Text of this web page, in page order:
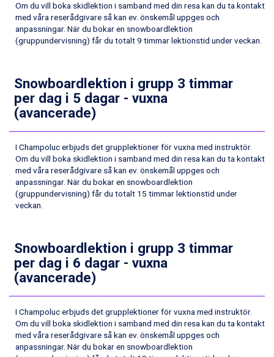
Bad Gastein från 6.295 kr.
Arabba från 11.045 kr.
La Thuile från 7.045 kr.
Cervinia från 8.245 kr.
Bad Hofgastein från 8.595 kr.
Saalbach från 9.445 kr.
Champoluc från 5.945 kr.
Ischgl från 11.295 kr.
Wagrain från 7.095 kr.
Fieberbrunn från 9.645 kr.
Val Thorens från 8.395 kr.
St. Anton från 11.245 kr.
Zell am See från 6.295 kr.
Ponte di Legno från 7.395 kr.
Sauze dOulx från 6.145 kr.
Alleghe från 8.545 kr.
Bad Gastein från 6.295 kr.
La Thuile från 7.045 kr.
Cervinia från 8.245 kr.
Sölden från 12.995 kr.
Om du vill boka skidlektion i samband med din resa kan du ta kontakt
med våra reserådgivare så kan ev. önskemål uppges och
anpassningar. När du bokar en snowboardlektion
(gruppundervisning) får du totalt 9 timmar lektionstid under veckan.
Snowboardlektion i grupp 3 timmar
per dag i 5 dagar - vuxna
(avancerade)
I Champoluc erbjuds det grupplektioner för vuxna med instruktör.
Om du vill boka skidlektion i samband med din resa kan du ta kontakt
med våra reserådgivare så kan ev. önskemål uppges och
anpassningar. När du bokar en snowboardlektion
(gruppundervisning) får du totalt 15 timmar lektionstid under
veckan.
Snowboardlektion i grupp 3 timmar
per dag i 6 dagar - vuxna
(avancerade)
I Champoluc erbjuds det grupplektioner för vuxna med instruktör.
Om du vill boka skidlektion i samband med din resa kan du ta kontakt
med våra reserådgivare så kan ev. önskemål uppges och
anpassningar. När du bokar en snowboardlektion